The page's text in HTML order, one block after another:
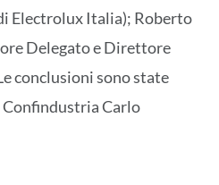
Electrolux Italia); Roberto
Delegato e Direttore
conclusioni sono state
Carlo